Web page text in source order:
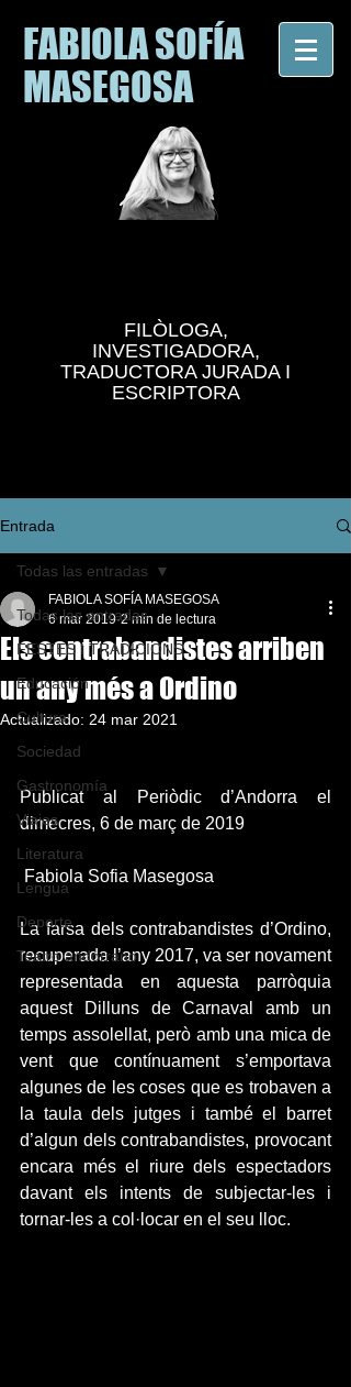
FABIOLA SOFÍA
MASEGOSA
FILÒLOGA,
INVESTIGADORA,
TRADUCTORA JURADA I
ESCRIPTORA
Entrada
Todas las entradas
FESTES I TRADICIONS
Educación
Cultura
Sociedad
Gastronomía
Viajes
Literatura
Lengua
Deporte
Teatro andorrano
Todas las entradas
Els contrabandistes arriben
un any més a Ordino
FABIOLA SOFÍA MASEGOSA
6 mar 2019 2 min de lectura
Actualizado: 24 mar 2021
Publicat al Periòdic d’Andorra el
dimecres, 6 de març de 2019
Fabiola Sofia Masegosa
La farsa dels contrabandistes d’Ordino,
recuperada l’any 2017, va ser novament
representada en aquesta parròquia
aquest Dilluns de Carnaval amb un
temps assolellat, però amb una mica de
vent que contínuament s’emportava
algunes de les coses que es trobaven a
la taula dels jutges i també el barret
d’algun dels contrabandistes, provocant
encara més el riure dels espectadors
davant els intents de subjectar-les i
tornar-les a col·locar en el seu lloc.